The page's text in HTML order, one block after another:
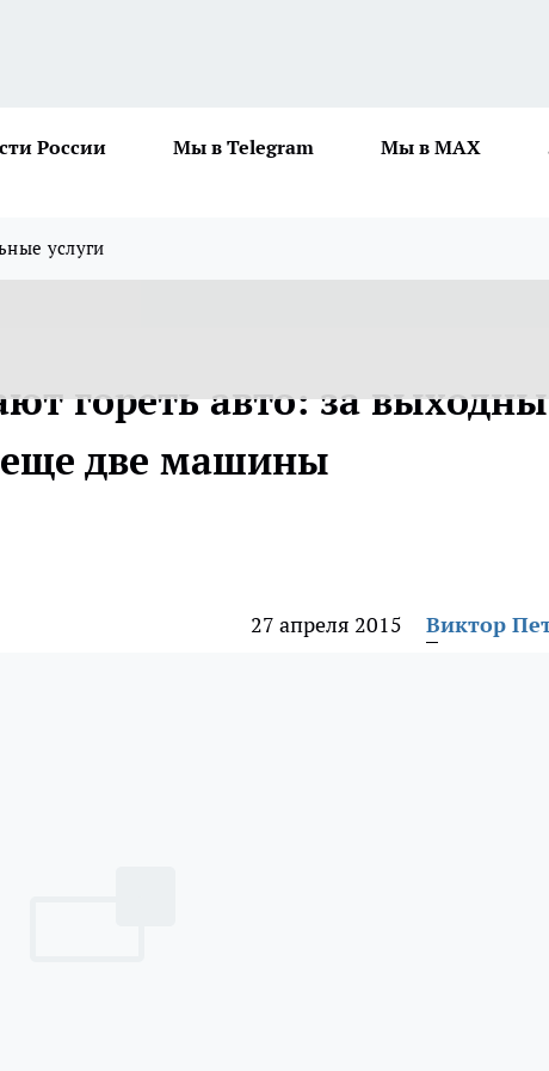
России Мы в Telegram Мы в MAX
услуги
гореть авто: за
еще две машины
27 апреля 2015 Виктор